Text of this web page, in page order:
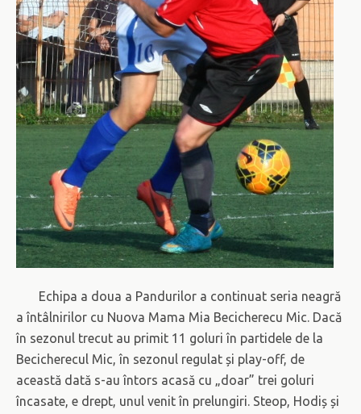
Echipa a doua a Pandurilor a continuat seria neagră
a întâlnirilor cu Nuova Mama Mia Becicherecu Mic. Dacă
în sezonul trecut au primit 11 goluri în partidele de la
Becicherecul Mic, în sezonul regulat și play-off, de
această dată s-au întors acasă cu „doar” trei goluri
încasate, e drept, unul venit în prelungiri. Steop, Hodiș și